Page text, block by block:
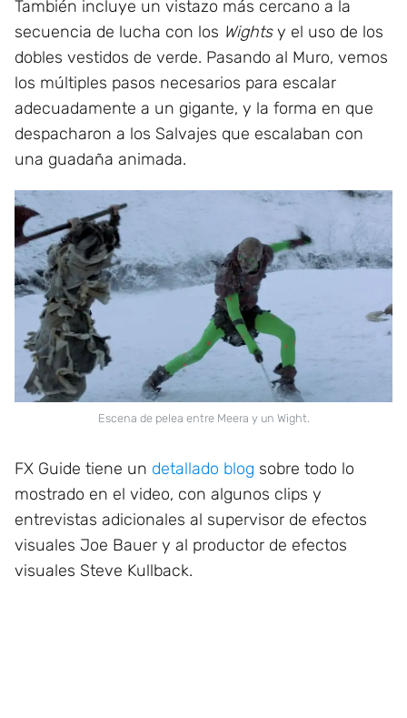
También incluye un vistazo más cercano a la
secuencia de lucha con los Wightsy el uso de los
dobles vestidos de verde. Pasando al Muro, vemos
los múltiples pasos necesarios para escalar
adecuadamente a un gigante, y la forma en que
despacharon a los Salvajes que escalaban con
una guadaña animada.
Escena de pelea entre Meera y un Wight.
FX Guide tiene un detallado blog sobre todo lo
mostrado en el video, con algunos clips y
entrevistas adicionales al supervisor de efectos
visuales Joe Bauer y al productor de efectos
visuales Steve Kullback.